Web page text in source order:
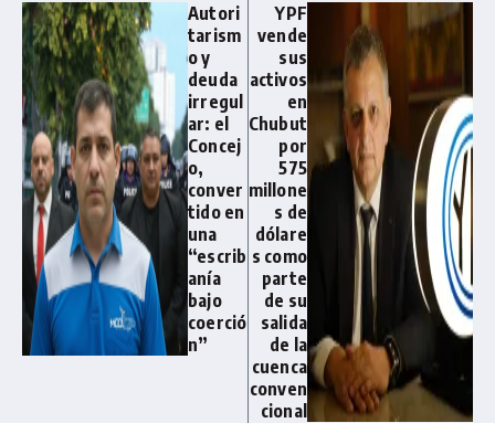
Autori
tarism
o y
deuda
irregul
ar: el
Concej
o,
conver
tido en
una
“escrib
anía
bajo
coerció
n”
YPF
vende
sus
activos
en
Chubut
por
575
millone
s de
dólare
s como
parte
de su
salida
de la
cuenca
conven
cional